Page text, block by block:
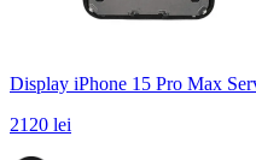
Display iPhone 15 Pro Max
2120 lei